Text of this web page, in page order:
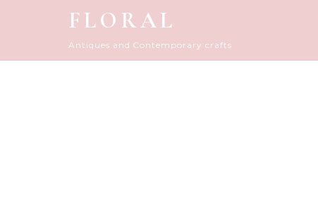
FLORAL
Antiques and Contemporary crafts